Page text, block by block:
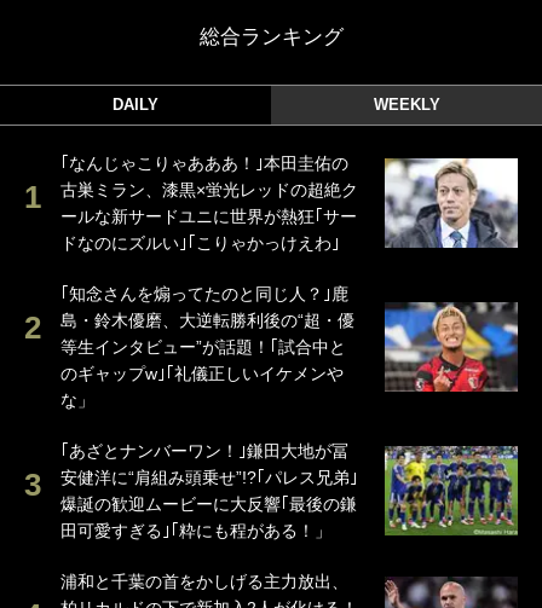
総合ランキング
DAILY WEEKLY
｢なんじゃこりゃあああ！｣本田圭佑の
古巣ミラン、漆黒×蛍光レッドの超絶ク
ールな新サードユニに世界が熱狂｢サー
ドなのにズルい｣｢こりゃかっけえわ｣
｢知念さんを煽ってたのと同じ人？｣鹿
島・鈴木優磨、大逆転勝利後の“超・優
等生インタビュー”が話題！｢試合中と
のギャップw｣｢礼儀正しいイケメンや
な」
｢あざとナンバーワン！｣鎌田大地が冨
安健洋に“肩組み頭乗せ”!?｢パレス兄弟｣
爆誕の歓迎ムービーに大反響｢最後の鎌
田可愛すぎる｣｢粋にも程がある！」
浦和と千葉の首をかしげる主力放出、